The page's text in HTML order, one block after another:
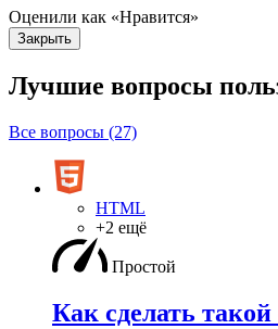
Оценили как «Нравится»
Закрыть
Лучшие вопросы
Все вопросы (27)
HTML
+2 ещё
Простой
Как сделать такой